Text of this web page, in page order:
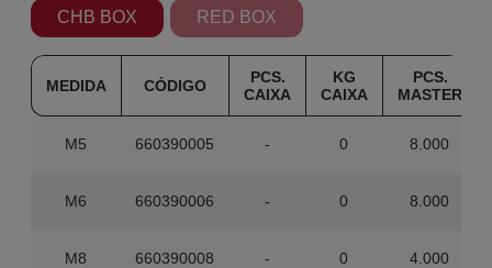
CHB BOX RED BOX
MEDIDA CÓDIGO
PCS.
CAIXA
KG
CAIXA
PCS.
MASTER
M5 660390005 - 0 8.000
M6 660390006 - 0 8.000
M8 660390008 - 0 4.000